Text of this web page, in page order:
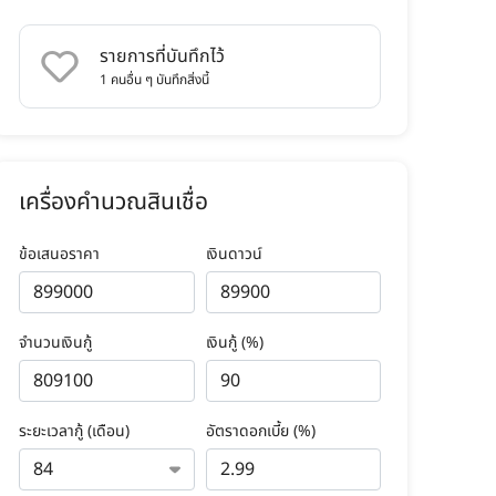
รายการที่บันทึกไว้
1 คนอื่น ๆ บันทึกสิ่งนี้
เครื่องคำนวณสินเชื่อ
ข้อเสนอราคา เงินดาวน์
จำนวนเงินกู้ เงินกู้ (%)
ระยะเวลากู้ (เดือน) อัตราดอกเบี้ย (%)